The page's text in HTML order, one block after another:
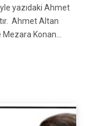
yazıdaki Ahmet
Ahmet Altan
Mezara Konan…